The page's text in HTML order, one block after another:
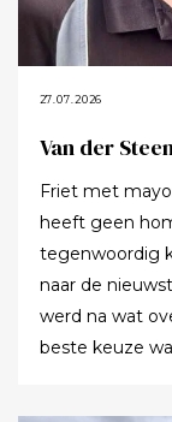
27.07.2026
Van der
Friet met mayonaise Een Brabants
heeft geen
tegenwoordig
naar de
werd na wat overleg Gendersteyn. Tja, of dit nou de
beste keuze was? Nog niet eerder een